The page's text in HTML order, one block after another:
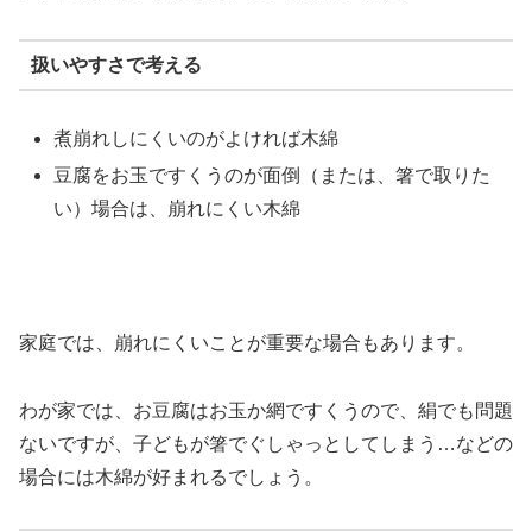
扱いやすさで考える
煮崩れしにくいのがよければ木綿
豆腐をお玉ですくうのが面倒（または、箸で取りた
い）場合は、崩れにくい木綿
家庭では、崩れにくいことが重要な場合もあります。
わが家では、お豆腐はお玉か網ですくうので、絹でも問題
ないですが、子どもが箸でぐしゃっとしてしまう…などの
場合には木綿が好まれるでしょう。